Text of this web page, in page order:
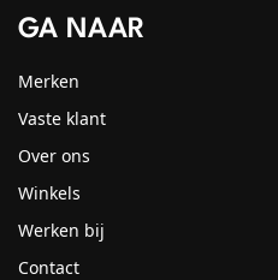
GA NAAR
Merken
Vaste klant
Over ons
Winkels
Werken bij
Contact